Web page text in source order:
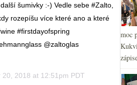
šumivky :-) Vedle sebe #Zalto,
rozepíšu více které ano a které
#firstdayofspring
@zaltoglas
20, 2018 at 12:51pm PDT
moc